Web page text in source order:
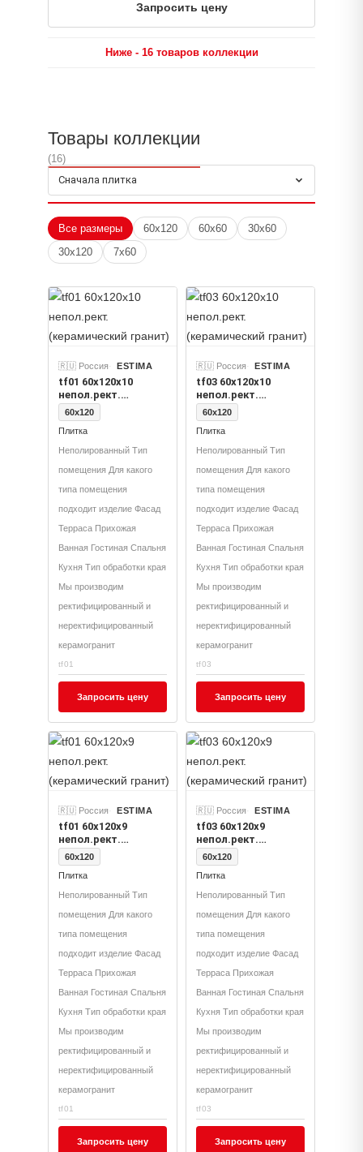
Поверхность
Неполированный Тип помещения Для какого типа
керамогранит
Толщина
Применение
Плитка
Цвет
Траффик Цемент Лофт Серый Толщина
Запросить цену
Ниже - 16 товаров коллекции
Товары коллекции
(16)
Сначала плитка
Все размеры 60x120 60x60
30x60
30x120
7x60
🇷🇺 Россия ESTIMA
tf01 60x120x10
непол.рект.
(керамический
гранит)
60x120
Плитка
Неполированный Тип
помещения Для какого
типа помещения
подходит изделие Фасад
Терраса Прихожая
Ванная Гостиная Спальня
Кухня Тип обработки края
Мы производим
ректифицированный и
неректифицированный
керамогранит
tf01
Запросить цену
🇷🇺 Россия ESTIMA
tf03 60x120x10
непол.рект.
(керамический
гранит)
60x120
Плитка
Неполированный Тип
помещения Для какого
типа помещения
подходит изделие Фасад
Терраса Прихожая
Ванная Гостиная Спальня
Кухня Тип обработки края
Мы производим
ректифицированный и
неректифицированный
керамогранит
tf03
Запросить цену
🇷🇺 Россия ESTIMA
tf01 60x120x9
непол.рект.
(керамический
гранит)
60x120
Плитка
Неполированный Тип
помещения Для какого
типа помещения
подходит изделие Фасад
Терраса Прихожая
Ванная Гостиная Спальня
Кухня Тип обработки края
Мы производим
ректифицированный и
неректифицированный
керамогранит
tf01
Запросить цену
🇷🇺 Россия ESTIMA
tf03 60x120x9
непол.рект.
(керамический
гранит)
60x120
Плитка
Неполированный Тип
помещения Для какого
типа помещения
подходит изделие Фасад
Терраса Прихожая
Ванная Гостиная Спальня
Кухня Тип обработки края
Мы производим
ректифицированный и
неректифицированный
керамогранит
tf03
Запросить цену